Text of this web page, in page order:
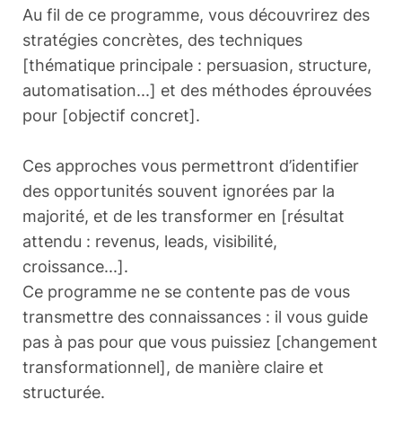
Au fil de ce programme, vous découvrirez des
stratégies concrètes, des techniques
[thématique principale : persuasion, structure,
automatisation...] et des méthodes éprouvées
pour [objectif concret].
Ces approches vous permettront d’identifier
des opportunités souvent ignorées par la
majorité, et de les transformer en [résultat
attendu : revenus, leads, visibilité,
croissance...].
Ce programme ne se contente pas de vous
transmettre des connaissances : il vous guide
pas à pas pour que vous puissiez [changement
transformationnel], de manière claire et
structurée.